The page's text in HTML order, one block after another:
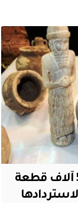
بعد 2003.. تهريب أكثر من 5 آلاف قطعة